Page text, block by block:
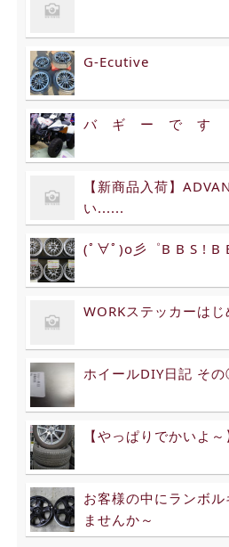
G-Ecutive
バ ギ ー で す
【新商品入荷】
い......
(ﾟ∀ﾟ)o彡゜B B S ! B
WORKステッカーはじ
ホイールDIY日記 そ
【やっぱりでかいよ～
お客様の中にランボ
ませんか～